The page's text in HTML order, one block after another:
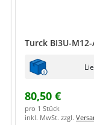
Turck BI3U-
80,50 €
pro 1 Stück
inkl. MwSt. zzgl.